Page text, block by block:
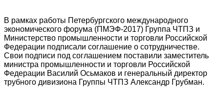
В рамках работы Петербургского международного
экономического форума (ПМЭФ-2017) Группа ЧТПЗ и
Министерство промышленности и торговли Российской
Федерации подписали соглашение о сотрудничестве.
Свои подписи под соглашением поставили заместитель
министра промышленности и торговли Российской
Федерации Василий Осьмаков и генеральный директор
трубного дивизиона Группы ЧТПЗ Александр Грубман.